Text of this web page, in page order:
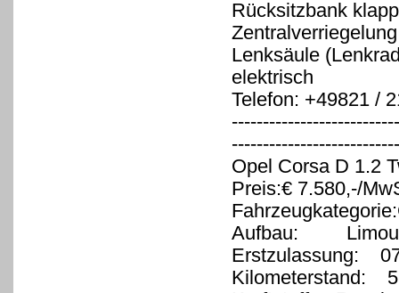
Rücksitzbank
Lenksäule
elektrisch
Telefon: +49821 /
Opel Corsa D 1.2
Preis:€ 7.580,-/
Aufbau:
Erstzulassung:
Kilometerstand: